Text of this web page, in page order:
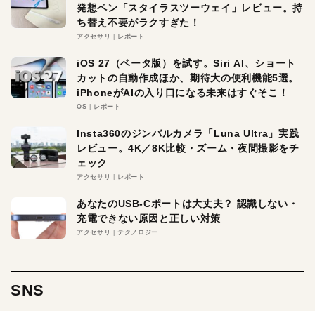
発想ペン「スタイラスツーウェイ」レビュー。持
ち替え不要がラクすぎた！
アクセサリ レポート
iOS 27（ベータ版）を試す。Siri AI、ショート
カットの自動作成ほか、期待大の便利機能5選。
iPhoneがAIの入り口になる未来はすぐそこ！
OS レポート
Insta360のジンバルカメラ「Luna Ultra」実践
レビュー。4K／8K比較・ズーム・夜間撮影をチ
ェック
アクセサリ レポート
あなたのUSB-Cポートは大丈夫？ 認識しない・
充電できない原因と正しい対策
アクセサリ テクノロジー
SNS